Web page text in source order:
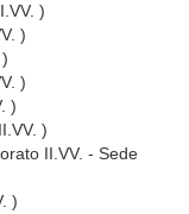
)
)
)
)
)
II.VV. - Sede
)